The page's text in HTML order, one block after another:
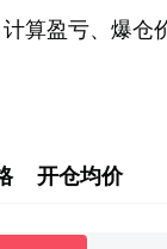
算盈亏、爆仓
开仓均价